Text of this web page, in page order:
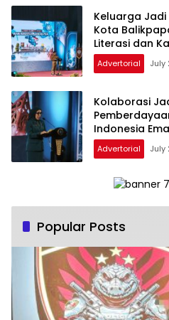
Keluarga Jadi
Kota
Literasi dan
Advertorial July
Kolaborasi
Indonesia
Advertorial July
Popular Posts